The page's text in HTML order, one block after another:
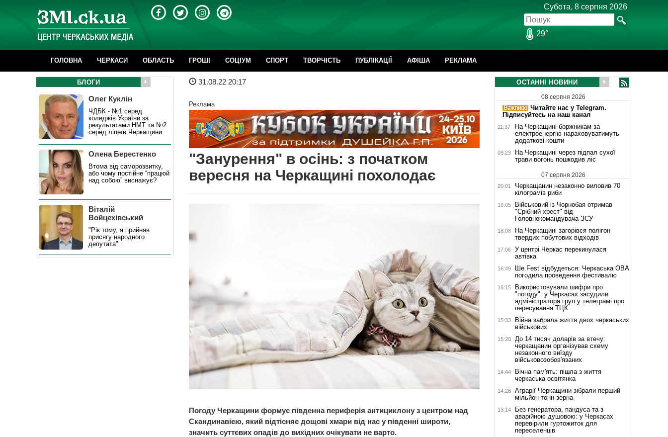
Субота, 8 серпня 2026
29°
ГОЛОВНА ЧЕРКАСИ ОБЛАСТЬ ГРОШІ CОЦІУМ СПОРТ ТВОРЧІСТЬ ПУБЛІКАЦІЇ АФІША РЕКЛАМА
31.08.22 20:17
Реклама
"Занурення" в осінь: з початком
вересня на Черкащині похолодає
Погоду Черкащини формує південна периферія антициклону з центром над
Скандинавією, який відтісняє дощові хмари від нас у південні широти,
значить суттєвих опадів до вихідних очікувати не варто.
БЛОГИ
Олег Куклін
ЧДБК - №1 серед
коледжів України за
результатами НМТ та №2
серед ліцеїв Черкащини
Олена Берестенко
Втома від саморозвитку,
або чому постійне “працюй
над собою” виснажує?
Віталій
Войцехівський
"Рік тому, я прийняв
присягу народного
депутата"
ОСТАННІ НОВИНИ
08 серпня 2026
Читайте нас у Telegram.
Підписуйтесь на наш канал
11:37
На Черкащині боржникам за
електроенергію нараховуватимуть
додаткові кошти
09:23
На Черкащині через підпал сухої
трави вогонь пошкодив ліс
07 серпня 2026
20:01
Черкащанин незаконно виловив 70
кілограмів риби
19:05
Військовий із Чорнобая отримав
"Срібний хрест" від
Головнокомандувача ЗСУ
18:08
На Черкащині загорівся полігон
твердих побутових відходів
17:06
У центрі Черкас перекинулася
автівка
16:49
Ше.Fest відбудеться: Черкаська ОВА
погодила проведення фестивалю
16:15
Використовували шифри про
"погоду": у Черкасах засудили
адміністратора груп у телеграмі про
пересування ТЦК
15:33
Війна забрала життя двох черкаських
військових
15:20
До 14 тисяч доларів за втечу:
черкащанин організував схему
незаконного виїзду
військовозобов'язаних
14:44
Вічна пам'ять: пішла з життя
черкаська освітянка
14:26
Аграрії Черкащини зібрали перший
мільйон тонн зерна
13:14
Без генератора, пандуса та з
аварійною душовою: у Черкасах
перевірили гуртожиток для
переселенців